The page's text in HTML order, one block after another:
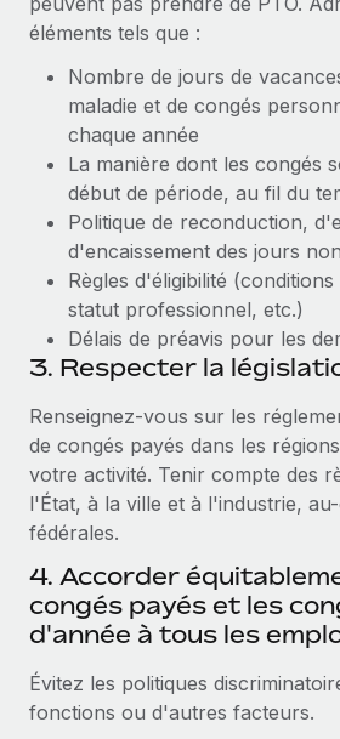
éléments tels que :
Nombre de jours de
maladie et de congés
chaque année
La manière dont les congés
début de période, au fil du
Politique de reconduction,
d'encaissement des jours
Règles d'éligibilité
statut professionnel, etc.)
Délais de préavis pour les
3. Respecter la
Renseignez-vous sur les
de congés payés dans les
votre activité. Tenir compte des
l'État, à la ville et à l'industrie,
fédérales.
4. Accorder
congés payés et les
d'année à tous les
Évitez les politiques
fonctions ou d'autres facteurs.